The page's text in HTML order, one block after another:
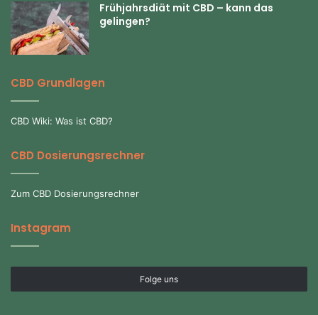
Frühjahrsdiät mit CBD – kann das
gelingen?
CBD Grundlagen
CBD Wiki: Was ist CBD?
CBD Dosierungsrechner
Zum CBD Dosierungsrechner
Instagram
Folge uns